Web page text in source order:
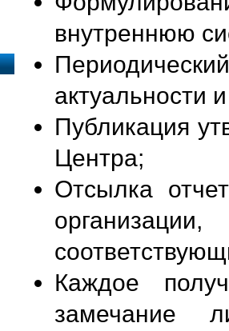
внутреннюю
актуальности
Публикация
Центра;
Отсылка
Каждое
замечание